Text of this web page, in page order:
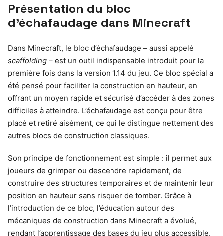
Présentation du bloc
d’échafaudage dans Minecraft
Dans Minecraft, le bloc d’échafaudage – aussi appelé
scaffolding – est un outil indispensable introduit pour la
première fois dans la version 1.14 du jeu. Ce bloc spécial a
été pensé pour faciliter la construction en hauteur, en
offrant un moyen rapide et sécurisé d’accéder à des zones
difficiles à atteindre. L’échafaudage est conçu pour être
placé et retiré aisément, ce qui le distingue nettement des
autres blocs de construction classiques.
Son principe de fonctionnement est simple : il permet aux
joueurs de grimper ou descendre rapidement, de
construire des structures temporaires et de maintenir leur
position en hauteur sans risquer de tomber. Grâce à
l’introduction de ce bloc, l’éducation autour des
mécaniques de construction dans Minecraft a évolué,
rendant l’apprentissage des bases du jeu plus accessible.